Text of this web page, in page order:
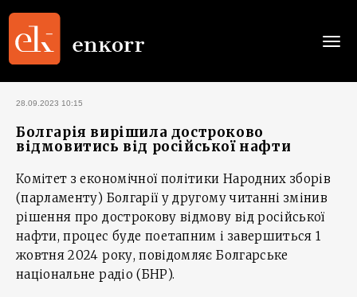
28.09.2023 10:15
Болгарія вирішила достроково
відмовитись від російської нафти
Комітет з економічної політики Народних зборів
(парламенту) Болгарії у другому читанні змінив
рішення про дострокову відмову від російської
нафти, процес буде поетапним і завершиться 1
жовтня 2024 року, повідомляє Болгарське
національне радіо (БНР).